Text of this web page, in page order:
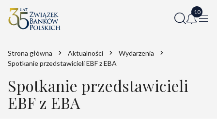
Strona główna Aktualności
Wydarzenia
Spotkanie przedstawicieli EBF z EBA
Spotkanie przedstawicieli
EBF z EBA